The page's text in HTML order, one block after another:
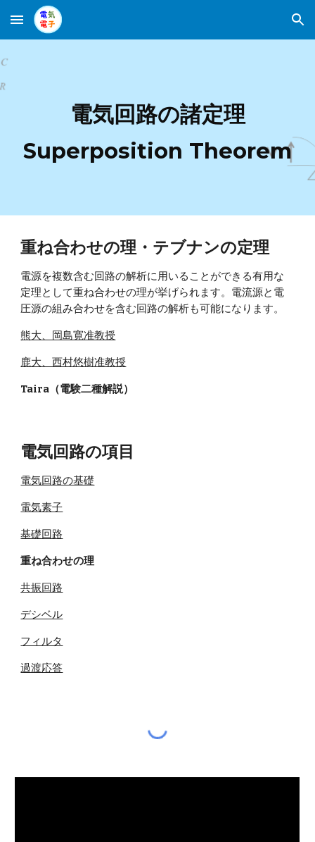
Skip to main content Skip to navigation
電気回路の諸定理
Superposition Theorem
重ね合わせの理・テブナンの定理
電源を複数含む回路の解析に用いることができる有用な
定理として重ね合わせの理が挙げられます。電流源と電
圧源の組み合わせを含む回路の解析も可能になります。
熊大、岡島寛准教授
鹿大、西村悠樹准教授
Taira（電験二種解説）
電気回路の項目
電気回路の基礎
電気素子
基礎回路
重ね合わせの理
共振回路
デシベル
フィルタ
過渡応答